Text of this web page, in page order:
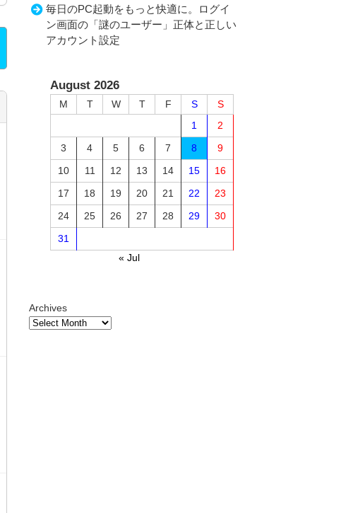
毎日のPC起動をもっと快適に。ログイ
ン画面の「謎のユーザー」正体と正しい
アカウント設定
August 2026
M T W T F S
S
1
2
3
4 5 6 7 8
9
10
11 12 13 14 15
16
17
18 19 20 21 22
23
24
25 26 27 28 29
30
31
« Jul
Archives